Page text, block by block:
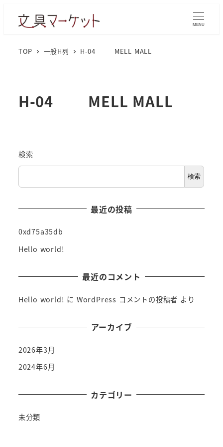
MENU
TOP 一般H列 H-04 MELL MALL
H-04 MELL MALL
検索
検索
最近の投稿
0xd75a35db
Hello world!
最近のコメント
Hello world! に WordPress コメントの投稿者 より
アーカイブ
2026年3月
2024年6月
カテゴリー
未分類